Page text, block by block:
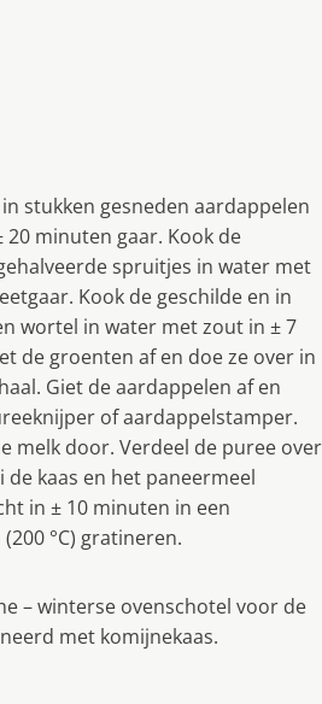
stukken gesneden aardappelen
minuten gaar. Kook de
spruitjes in water met
Kook de geschilde en in
wortel in water met zout in ± 7
de groenten af en doe ze over in
Giet de aardappelen af en
of aardappelstamper.
melk door. Verdeel de puree over
kaas en het paneermeel
in ± 10 minuten in een
°C) gratineren.
– winterse ovenschotel voor de
met komijnekaas.